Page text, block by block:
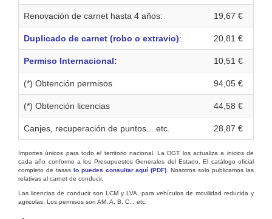
Renovación de carnet hasta 4 años: 19,67 €
Duplicado de carnet (robo o extravio): 20,81 €
Permiso Internacional: 10,51 €
(*) Obtención permisos 94,05 €
(*) Obtención licencias 44,58 €
Canjes, recuperación de puntos... etc. 28,87 €
Importes únicos para todo el territorio nacional. La DGT los actualiza a inicios de
cada año conforme a los Presupuestos Generales del Estado. El catálogo oficial
completo de tasas lo puedes consultar aquí (PDF) . Nosotros solo publicamos las
relativas al carnet de conducir.
Las licencias de conducir son LCM y LVA, para vehículos de movilidad reducida y
agricolas. Los permisos son AM, A, B, C... etc.